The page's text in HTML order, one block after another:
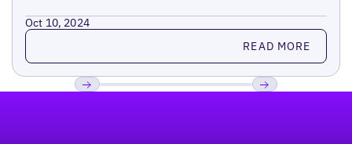
Oct 10, 2024
Read more READ MORE